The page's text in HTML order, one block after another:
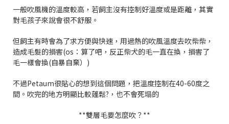
一般吹風機的溫度較高，若飼主沒有控制好溫度或是距離，其實
對毛孩子來說會很不舒服。
但飼主有時會為了求方便與快速，用過熱的吹風溫度去吹柴柴，
造成毛髮的損害(os：算了吧，反正柴犬的毛一直在換，損害了
毛一樣會換(自暴自棄）)
不過Petaum很貼心的想到這個問題，把溫度控制在40-60度之
間。吹完的地方明顯比較蓬鬆?，也不會死塌的
**雙層毛要怎麼吹？**